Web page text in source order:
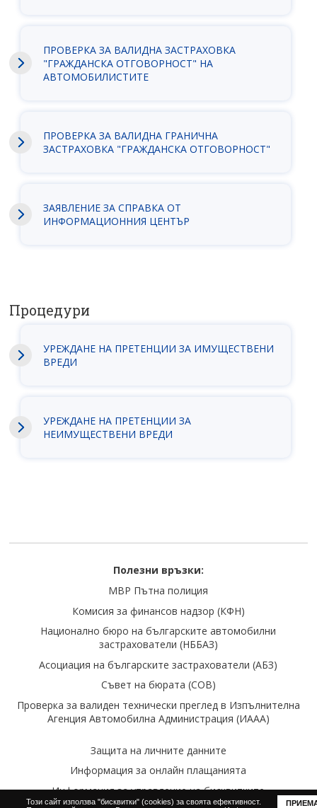
Този сайт използва "бисквитки" (cookies) за своята ефективност.
ПРОВЕРКА ЗА ВАЛИДНА ЗАСТРАХОВКА
"ГРАЖДАНСКА ОТГОВОРНОСТ" НА
АВТОМОБИЛИСТИТЕ
ПРОВЕРКА ЗА ВАЛИДНА ГРАНИЧНА
ЗАСТРАХОВКА "ГРАЖДАНСКА ОТГОВОРНОСТ"
ЗАЯВЛEНИЕ ЗА СПРАВКА ОТ
ИНФОРМАЦИОННИЯ ЦЕНТЪР
Процедури
УРЕЖДАНЕ НА ПРЕТЕНЦИИ ЗА ИМУЩЕСТВЕНИ
ВРЕДИ
УРЕЖДАНЕ НА ПРЕТЕНЦИИ ЗА
НЕИМУЩЕСТВЕНИ ВРЕДИ
Полезни връзки:
МВР Пътна полиция
Комисия за финансов надзор (КФН)
Национално бюро на българските автомобилни
застрахователи (НББАЗ)
Асоциация на българските застрахователи (АБЗ)
Съвет на бюрата (COB)
Проверка за валиден теxнически преглед в Изпълнителна
Агенция Автомобилна Администрация (ИААА)
Защита на личните данните
Информация за онлайн плащанията
Информация за управление на бисквитките